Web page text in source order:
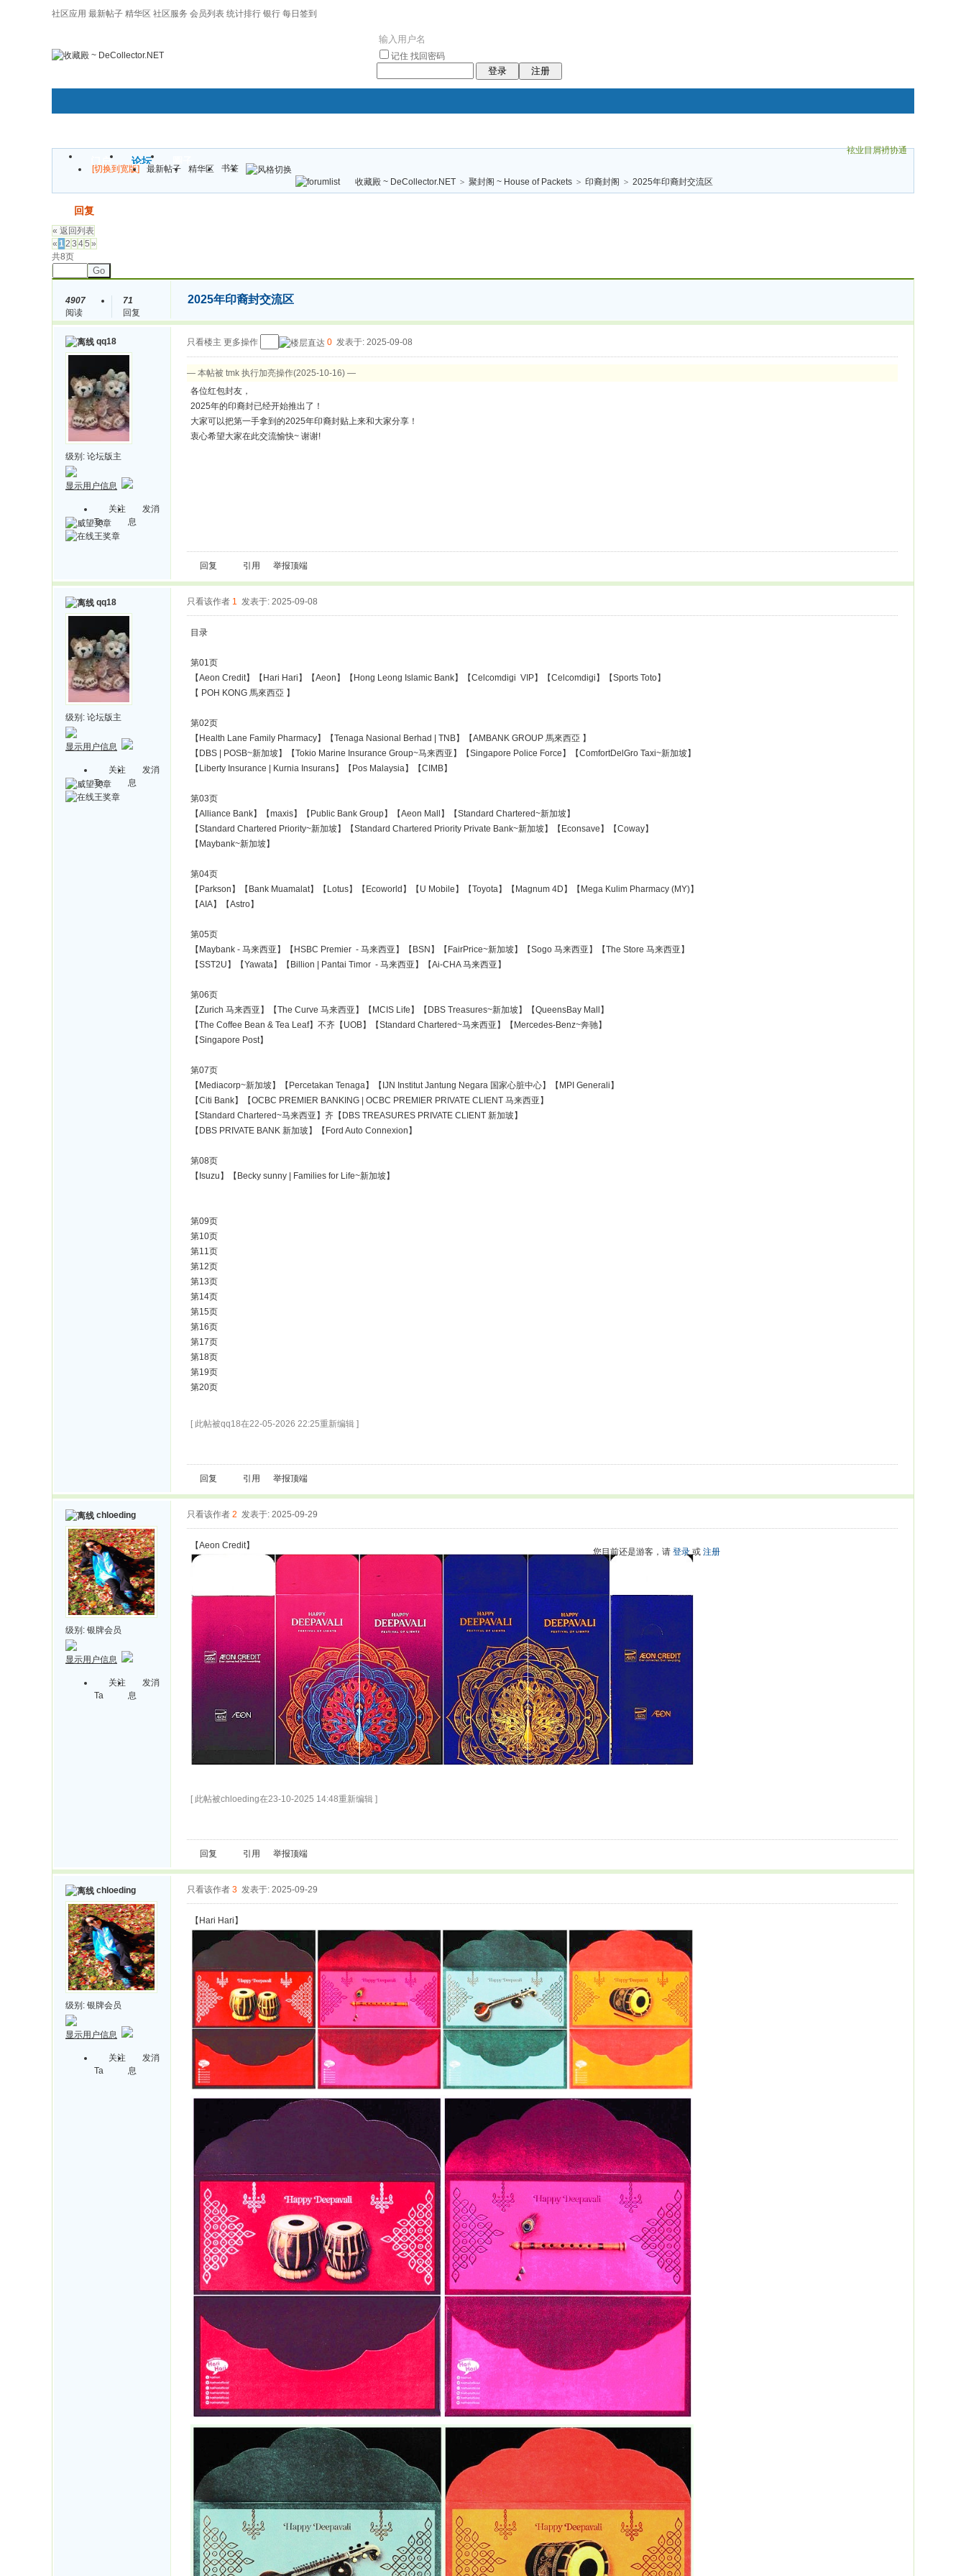
社区应用 最新帖子 精华区 社区服务 会员列表 统计排行 银行 每日签到
记住 找回密码
登录 注册
袨业目屑袇协通
门户 论坛
褔
袠袠袥眩褦
[切换到宽版] 最新帖子 精华区
书签
收藏殿 ~ DeCollector.NET > 聚封阁 ~ House of Packets > 印裔封阁 > 2025年印裔封交流区
回复
« 返回列表
« 12 3 45 »
共8页
Go
4907
阅读
71
回复
2025年印裔封交流区
qq18
级别: 论坛版主
显示用户信息
关注
Ta
发消
息
只看楼主 更多操作 0 发表于: 2025-09-08
— 本帖被 tmk 执行加亮操作(2025-10-16) —
各位红包封友，
2025年的印裔封已经开始推出了！
大家可以把第一手拿到的2025年印裔封贴上来和大家分享！
衷心希望大家在此交流愉快~ 谢谢!
回复 引用 举报顶端
qq18
级别: 论坛版主
显示用户信息
关注
Ta
发消
息
只看该作者 1 发表于: 2025-09-08
目录
第01页
【Aeon Credit】【Hari Hari】【Aeon】【Hong Leong Islamic Bank】【Celcomdigi VIP】【Celcomdigi】【Sports Toto】
【 POH KONG 馬來西亞 】
第02页
【Health Lane Family Pharmacy】【Tenaga Nasional Berhad | TNB】【AMBANK GROUP 馬來西亞 】
【DBS | POSB~新加坡】【Tokio Marine Insurance Group~马来西亚】【Singapore Police Force】【ComfortDelGro Taxi~新加坡】
【Liberty Insurance | Kurnia Insurans】【Pos Malaysia】【CIMB】
第03页
【Alliance Bank】【maxis】【Public Bank Group】【Aeon Mall】【Standard Chartered~新加坡】
【Standard Chartered Priority~新加坡】【Standard Chartered Priority Private Bank~新加坡】【Econsave】【Coway】
【Maybank~新加坡】
第04页
【Parkson】【Bank Muamalat】【Lotus】【Ecoworld】【U Mobile】【Toyota】【Magnum 4D】【Mega Kulim Pharmacy (MY)】
【AIA】【Astro】
第05页
【Maybank - 马来西亚】【HSBC Premier - 马来西亚】【BSN】【FairPrice~新加坡】【Sogo 马来西亚】【The Store 马来西亚】
【SST2U】【Yawata】【Billion | Pantai Timor - 马来西亚】【Ai-CHA 马来西亚】
第06页
【Zurich 马来西亚】【The Curve 马来西亚】【MCIS Life】【DBS Treasures~新加坡】【QueensBay Mall】
【The Coffee Bean & Tea Leaf】不齐【UOB】【Standard Chartered~马来西亚】【Mercedes-Benz~奔驰】
【Singapore Post】
第07页
【Mediacorp~新加坡】【Percetakan Tenaga】【IJN Institut Jantung Negara 国家心脏中心】【MPI Generali】
【Citi Bank】【OCBC PREMIER BANKING | OCBC PREMIER PRIVATE CLIENT 马来西亚】
【Standard Chartered~马来西亚】齐【DBS TREASURES PRIVATE CLIENT 新加玻】
【DBS PRIVATE BANK 新加玻】【Ford Auto Connexion】
第08页
【Isuzu】【Becky sunny | Families for Life~新加坡】
第09页
第10页
第11页
第12页
第13页
第14页
第15页
第16页
第17页
第18页
第19页
第20页
[ 此帖被qq18在22-05-2026 22:25重新编辑 ]
回复 引用 举报顶端
chloeding
级别: 银牌会员
显示用户信息
关注
Ta
发消
息
只看该作者 2 发表于: 2025-09-29
【Aeon Credit】
[ 此帖被chloeding在23-10-2025 14:48重新编辑 ]
回复 引用 举报顶端
chloeding
级别: 银牌会员
显示用户信息
关注
Ta
发消
息
只看该作者 3 发表于: 2025-09-29
【Hari Hari】
您目前还是游客，请 登录或 注册